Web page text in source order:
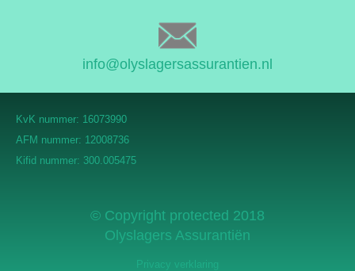
info@olyslagersassurantien.nl
KvK nummer: 16073990
AFM nummer: 12008736
Kifid nummer: 300.005475
© Copyright protected 2018
Olyslagers Assurantiën
Privacy verklaring